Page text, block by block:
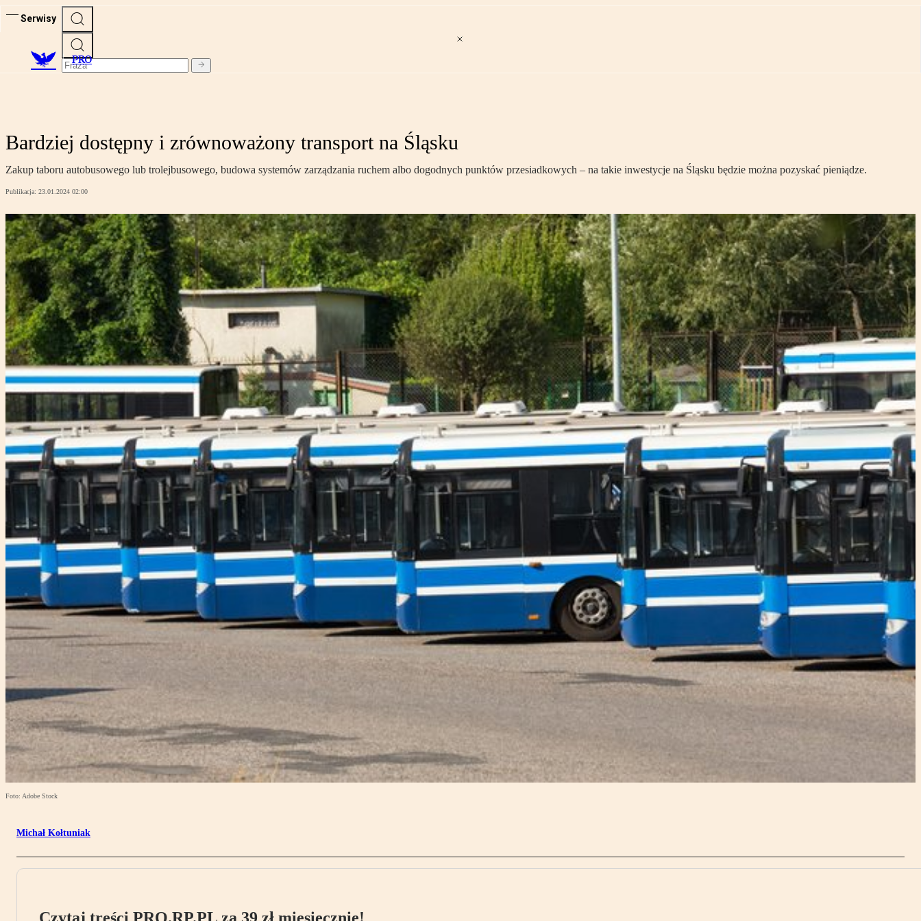
Serwisy
PRO
Bardziej dostępny i zrównoważony transport na Śląsku
Zakup taboru autobusowego lub trolejbusowego, budowa systemów zarządzania ruchem albo dogodnych punktów przesiadkowych – na takie inwestycje na Śląsku będzie można pozyskać pieniądze.
Publikacja: 23.01.2024 02:00
Foto: Adobe Stock
Michał Kołtuniak